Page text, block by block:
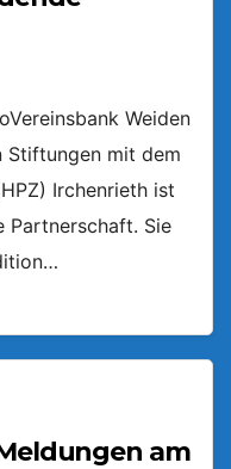
Weiden
Stiftungen mit dem
Irchenrieth ist
Partnerschaft. Sie
am